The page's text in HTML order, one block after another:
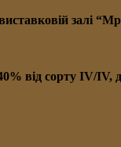
иставковій залі
від сорту IV/